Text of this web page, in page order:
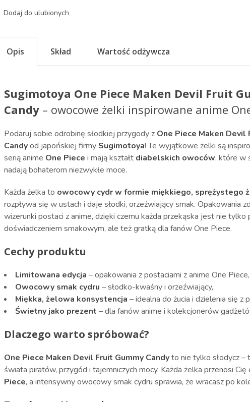
Dodaj do ulubionych
Opis Skład Wartość odżywcza
Sugimotoya One Piece Maken Devil Fruit
Candy – owocowe żelki inspirowane anime
Podaruj sobie odrobinę słodkiej przygody z One Piece Maken Devil
Candyod japońskiej firmy Sugimotoya! Te wyjątkowe żelki są
serią anime One Piece i mają kształt diabelskich owoców, które w
nadają bohaterom niezwykłe moce.
Każda żelka to owocowy cydr w formie miękkiego, sprężystego
rozpływa się w ustach i daje słodki, orzeźwiający smak. Opakowania
wizerunki postaci z anime, dzięki czemu każda przekąska jest nie tylko
doświadczeniem smakowym, ale też gratką dla fanów One Piece.
Cechy produktu
Limitowana edycja – opakowania z postaciami z anime One
Owocowy smak cydru – słodko-kwaśny i orzeźwiający,
Miękka, żelowa konsystencja – idealna do żucia i dzielenia się z
Świetny jako prezent – dla fanów anime i kolekcjonerów
Dlaczego warto spróbować?
One Piece Maken Devil Fruit Gummy Candyto nie tylko słodycz –
świata piratów, przygód i tajemniczych mocy. Każda żelka przenosi Cię
Piece, a intensywny owocowy smak cydru sprawia, że wracasz po